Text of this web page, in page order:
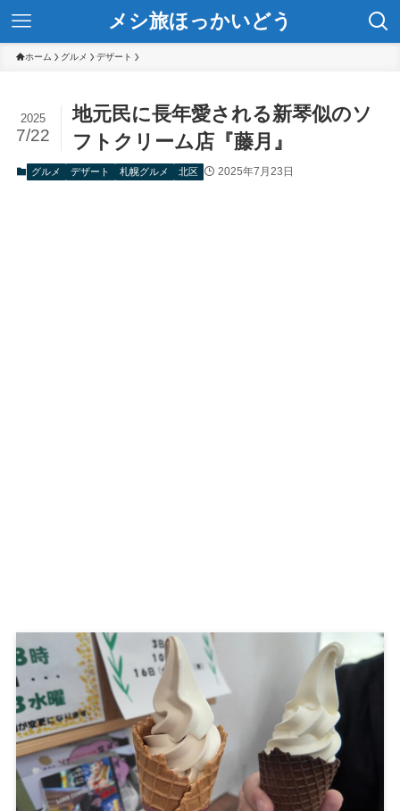
メシ旅ほっかいどう
ホーム グルメ デザート
地元民に長年愛される新琴似のソ
フトクリーム店『藤月』
2025
7/22
グルメ デザート 札幌グルメ 北区 2025年7月23日